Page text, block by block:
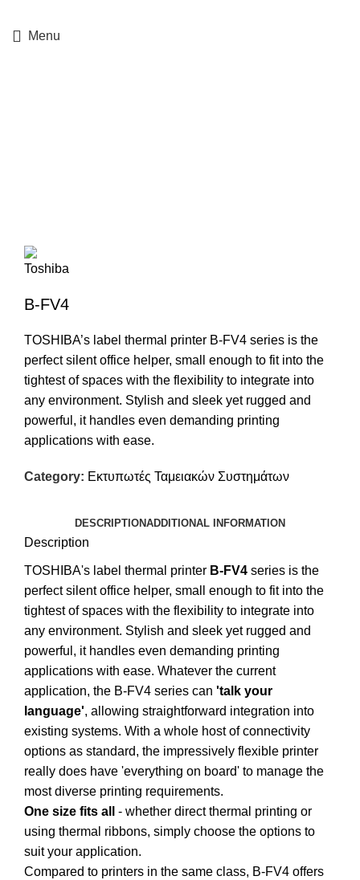
Menu
B-FV4
TOSHIBA’s label thermal printer B-FV4 series is the
perfect silent office helper, small enough to fit into the
tightest of spaces with the flexibility to integrate into
any environment. Stylish and sleek yet rugged and
powerful, it handles even demanding printing
applications with ease.
Category: Εκτυπωτές Ταμειακών Συστημάτων
DESCRIPTIONADDITIONAL INFORMATION
Description
TOSHIBA's label thermal printer B-FV4 series is the
perfect silent office helper, small enough to fit into the
tightest of spaces with the flexibility to integrate into
any environment. Stylish and sleek yet rugged and
powerful, it handles even demanding printing
applications with ease. Whatever the current
application, the B-FV4 series can 'talk your
language', allowing straightforward integration into
existing systems. With a whole host of connectivity
options as standard, the impressively flexible printer
really does have 'everything on board' to manage the
most diverse printing requirements.
One size fits all
- whether direct thermal printing or
using thermal ribbons, simply choose the options to
suit your application.
Compared to printers in the same class, B-FV4 offers